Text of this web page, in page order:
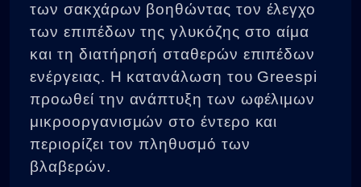
των σακχάρων βοηθώντας τον έλεγχο
των επιπέδων της γλυκόζης στο αίμα
και τη διατήρησή σταθερών επιπέδων
ενέργειας. Η κατανάλωση του Greespi
προωθεί την ανάπτυξη των ωφέλιμων
μικροοργανισμών στο έντερο και
περιορίζει τον πληθυσμό των
βλαβερών.